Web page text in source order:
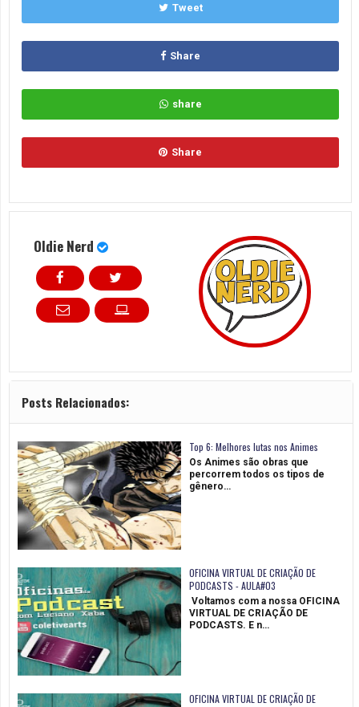
Tweet
Share
share
Share
Oldie Nerd
Posts Relacionados:
Top 6: Melhores lutas nos Animes
Os Animes são obras que
percorrem todos os tipos de
gênero…
OFICINA VIRTUAL DE CRIAÇÃO DE
PODCASTS - AULA#03
Voltamos com a nossa OFICINA
VIRTUAL DE CRIAÇÃO DE
PODCASTS. E n…
OFICINA VIRTUAL DE CRIAÇÃO DE